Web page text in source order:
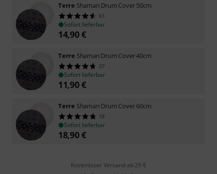
Terre Shaman Drum Cover 50cm
61
Sofort lieferbar
14,90€
Terre Shaman Drum Cover 40cm
27
Sofort lieferbar
11,90€
Terre Shaman Drum Cover 60cm
18
Sofort lieferbar
18,90€
Kostenloser Versand ab 29 €